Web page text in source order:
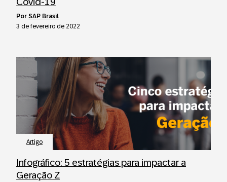
por SAP Brasil
3 de fevereiro de 2022
Artigo
Infográfico: 5 estratégias para impactar a
Geração Z